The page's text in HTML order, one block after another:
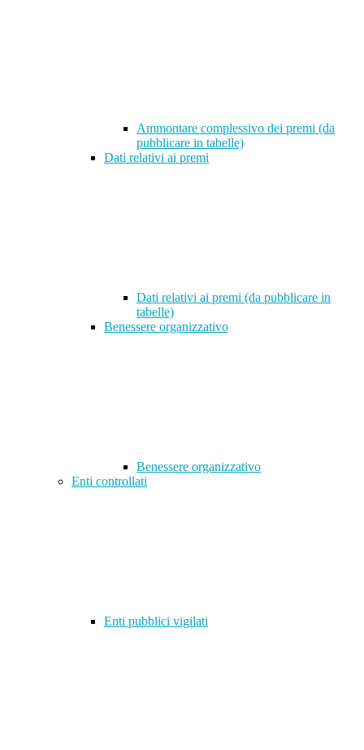
Ammontare complessivo dei premi (da
pubblicare in tabelle)
Dati relativi ai premi
Dati relativi ai premi (da pubblicare in
tabelle)
Benessere organizzativo
Benessere organizzativo
Enti controllati
Enti pubblici vigilati